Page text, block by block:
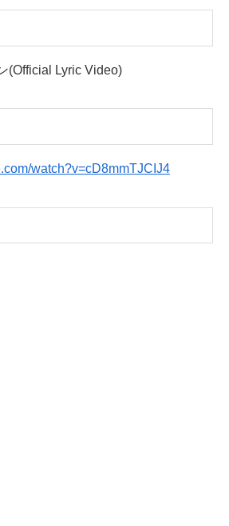
(Official Lyric Video)
watch?v=cD8mmTJCIJ4